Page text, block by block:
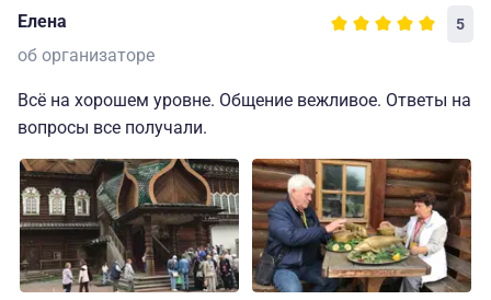
Елена 5
об организаторе
Всё на хорошем уровне. Общение вежливое. Ответы на
вопросы все получали.